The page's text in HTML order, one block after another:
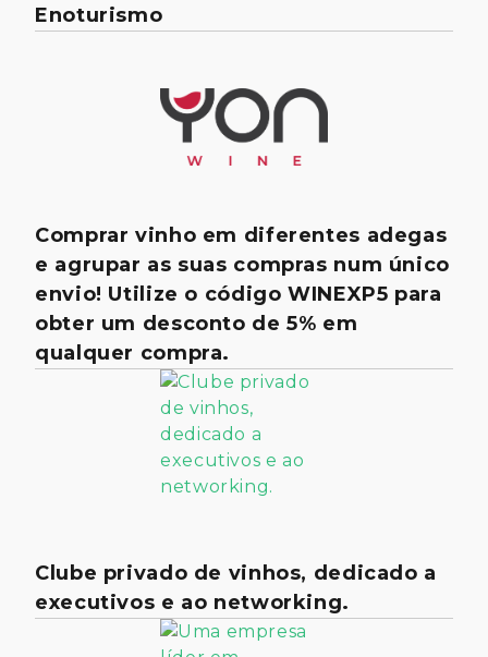
Enoturismo
Comprar vinho em diferentes adegas
e agrupar as suas compras num único
envio! Utilize o código WINEXP5 para
obter um desconto de 5% em
qualquer compra.
Clube privado de vinhos, dedicado a
executivos e ao networking.